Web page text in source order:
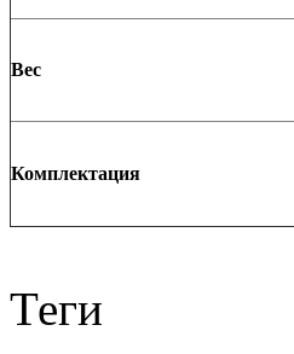
Вес
Комплектация
Теги